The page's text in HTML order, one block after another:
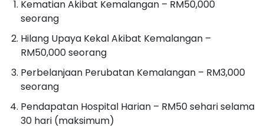
Kematian Akibat Kemalangan – RM50,000
seorang
Hilang Upaya Kekal Akibat Kemalangan –
RM50,000 seorang
Perbelanjaan Perubatan Kemalangan – RM3,000
seorang
Pendapatan Hospital Harian – RM50 sehari selama
30 hari (maksimum)